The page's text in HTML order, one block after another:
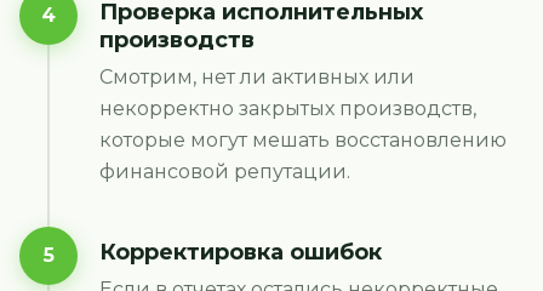
4
Проверка исполнительных
производств
Смотрим, нет ли активных или
некорректно закрытых производств,
которые могут мешать восстановлению
финансовой репутации.
5 Корректировка ошибок